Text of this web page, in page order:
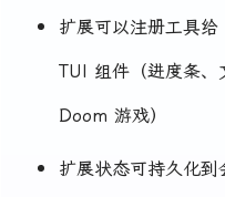
扩展可以注册工具
TUI 组件（进度条、
Doom 游戏）
扩展状态可持久化